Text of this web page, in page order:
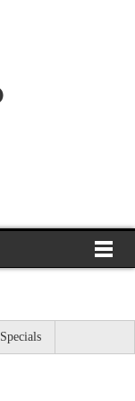
Specials